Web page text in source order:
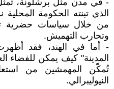
- في مدن مثل برشلونة،
الذي تبنته الحكومة
من خلال سياسات حضرية
وتحارب التهميش.
- أما في الهند، فقد
المدينة" كيف يمكن للفضاء
تُمكّن المهمشين من
النيوليبرالي.